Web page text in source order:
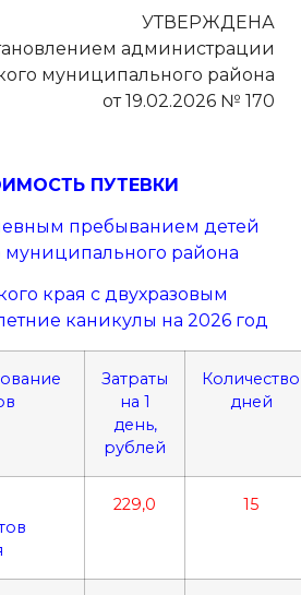
УТВЕРЖДЕНА
администрации
муниципального района
от 19.02.2026 № 170
ПУТЕВКИ
пребыванием детей
муниципального района
края с двухразовым
каникулы на 2026 год
Затраты
на 1
день,
рублей
Количество
дней
229,0 15